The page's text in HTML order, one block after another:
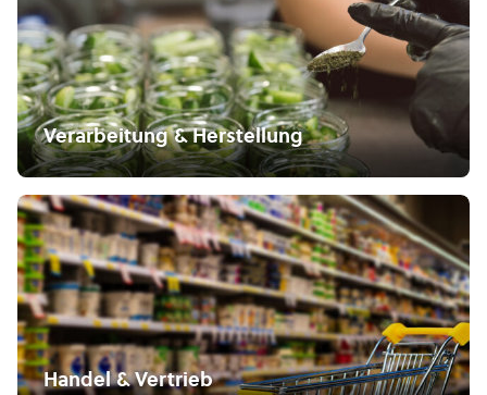
Verarbeitung & Herstellung
Handel & Vertrieb